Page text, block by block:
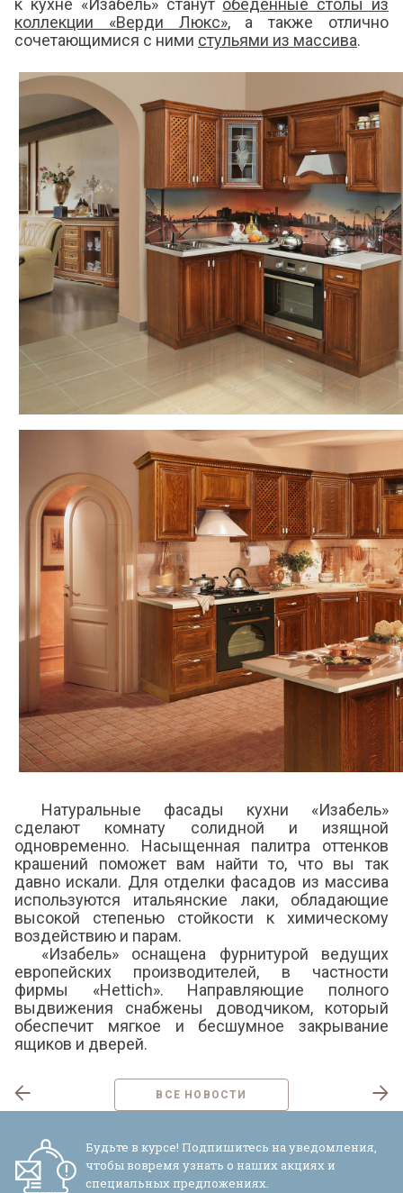
Я ознакомлен с Политикойв отношении
обработки персональных данных и
согласен на их обработку.
к кухне «Изабель» станут обеденные столы из
коллекции «Верди Люкс», а также отлично
сочетающимися с ними стульями из массива.
Натуральные фасады кухни «Изабель»
сделают комнату солидной и изящной
одновременно. Насыщенная палитра оттенков
крашений поможет вам найти то, что вы так
давно искали. Для отделки фасадов из массива
используются итальянские лаки, обладающие
высокой степенью стойкости к химическому
воздействию и парам.
«Изабель» оснащена фурнитурой ведущих
европейских производителей, в частности
фирмы «Неttich». Направляющие полного
выдвижения снабжены доводчиком, который
обеспечит мягкое и бесшумное закрывание
ящиков и дверей.
ВСЕ НОВОСТИ
Будьте в курсе! Подпишитесь на уведомления,
чтобы вовремя узнать о наших акциях и
специальных предложениях.